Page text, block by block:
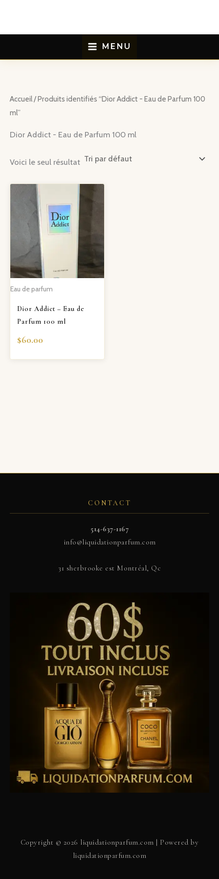
contenu
MENU
Accueil/ Produits identifiés “Dior Addict - Eau de Parfum 100
ml”
Dior Addict - Eau de Parfum 100 ml
Voici le seul résultat
Eau de parfum
Dior Addict – Eau de
Parfum 100 ml
$60.00
CONTACT
514-637-1167
info@liquidationparfum.com
31 sherbrooke est Montréal, Qc
Copyright © 2026 liquidationparfum.com | Powered by
liquidationparfum.com